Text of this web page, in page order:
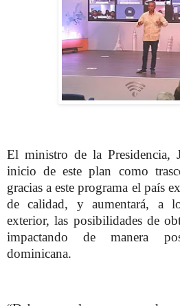
El ministro de la Presidencia,
inicio de este plan como
gracias a este programa el país
de calidad, y aumentará, a
exterior, las posibilidades de
impactando de manera
dominicana.